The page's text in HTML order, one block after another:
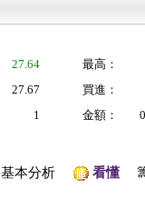
27.64
最高：
27.67
買進：
1 金額：
基本分析 看懂